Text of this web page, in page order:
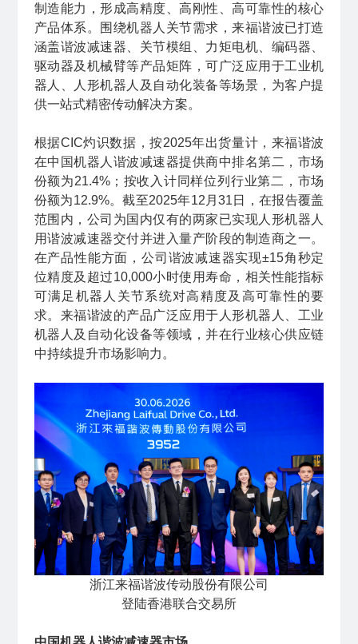
制造能力，形成高精度、高刚性、高可靠性的核心
产品体系。围绕机器人关节需求，来福谐波已打造
涵盖谐波减速器 、关节模组、力矩电机、编码器、
驱动器及机械臂等产品矩阵，可广泛应用于工业机
器人、人形机器人及自动化装备等场景，为客户提
供一站式精密传动解决方案。
根据CIC灼识数据，按2025年出货量计，来福谐波
在中国机器人谐波减速器提供商中排名第二，市场
份额为21.4%；按收入计同样位列行业第二，市场
份额为12.9%。截至2025年12月31日，在报告覆盖
范围内，公司为国内仅有的两家已实现人形机器人
用谐波减速器交付并进入量产阶段的制造商之一。
在产品性能方面，公司谐波减速器实现±15角秒定
位精度及超过10,000小时使用寿命，相关性能指标
可满足机器人关节系统对高精度及高可靠性的要
求。来福谐波的产品广泛应用于人形机器人、工业
机器人及自动化设备等领域，并在行业核心供应链
中持续提升市场影响力。
浙江来福谐波传动股份有限公司
登陆香港联合交易所